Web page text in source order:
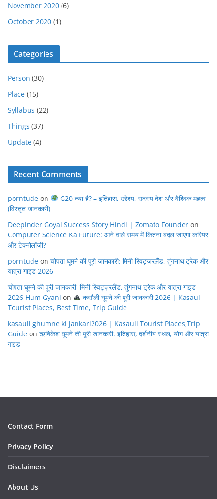
November 2020 (6)
October 2020 (1)
Categories
Person (30)
Place (15)
Syllabus (22)
Things (37)
Update (4)
Recent Comments
porntude on
G20 क्या है? – इतिहास, उद्देश्य, सदस्य देश और वैश्विक महत्व
(विस्तृत जानकारी)
Deepinder Goyal Success Story Hindi | Zomato Founder on
Computer Science Ka Future: आने वाले समय में कितना बदल जाएगा करियर
और टेक्नोलॉजी?
porntude on चोपता घूमने की पूरी जानकारी: मिनी स्विट्ज़रलैंड, तुंगनाथ ट्रेक और
यात्रा गाइड 2026
चोपता घूमने की पूरी जानकारी: मिनी स्विट्ज़रलैंड, तुंगनाथ ट्रेक और यात्रा गाइड
2026 Hum Gyani on
कसौली घूमने की पूरी जानकारी 2026 | Kasauli
Tourist Places, Best Time, Trip Guide
kasauli ghumne ki jankari2026 | Kasauli Tourist Places,Trip
Guide on ऋषिकेश घूमने की पूरी जानकारी: इतिहास, दर्शनीय स्थल, योग और यात्रा
गाइड
Contact Form
Privacy Policy
Disclaimers
About Us